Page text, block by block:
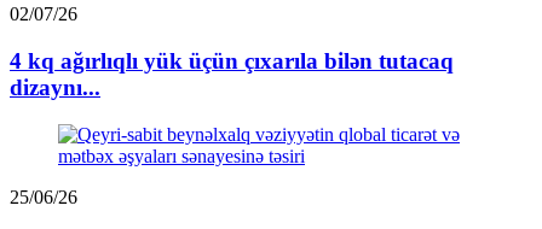
02/07/26
4 kq ağırlıqlı yük üçün çıxarıla bilən tutacaq
dizaynı...
25/06/26